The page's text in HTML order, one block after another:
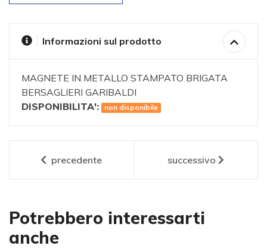
Informazioni sul prodotto
MAGNETE IN METALLO STAMPATO BRIGATA
BERSAGLIERI GARIBALDI
DISPONIBILITA':
non disponibile
precedente successivo
Potrebbero interessarti
anche